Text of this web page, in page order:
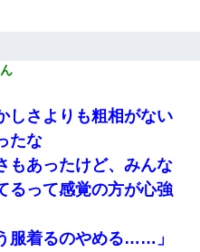
しさよりも粗相がない
たな
もあったけど、みんな
るって感覚の方が心強
服着るのやめる……」